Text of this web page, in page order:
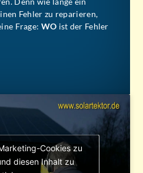
Fehler zu reparieren,
Frage: WOist der Fehler
Cookies zu
diesen Inhalt zu